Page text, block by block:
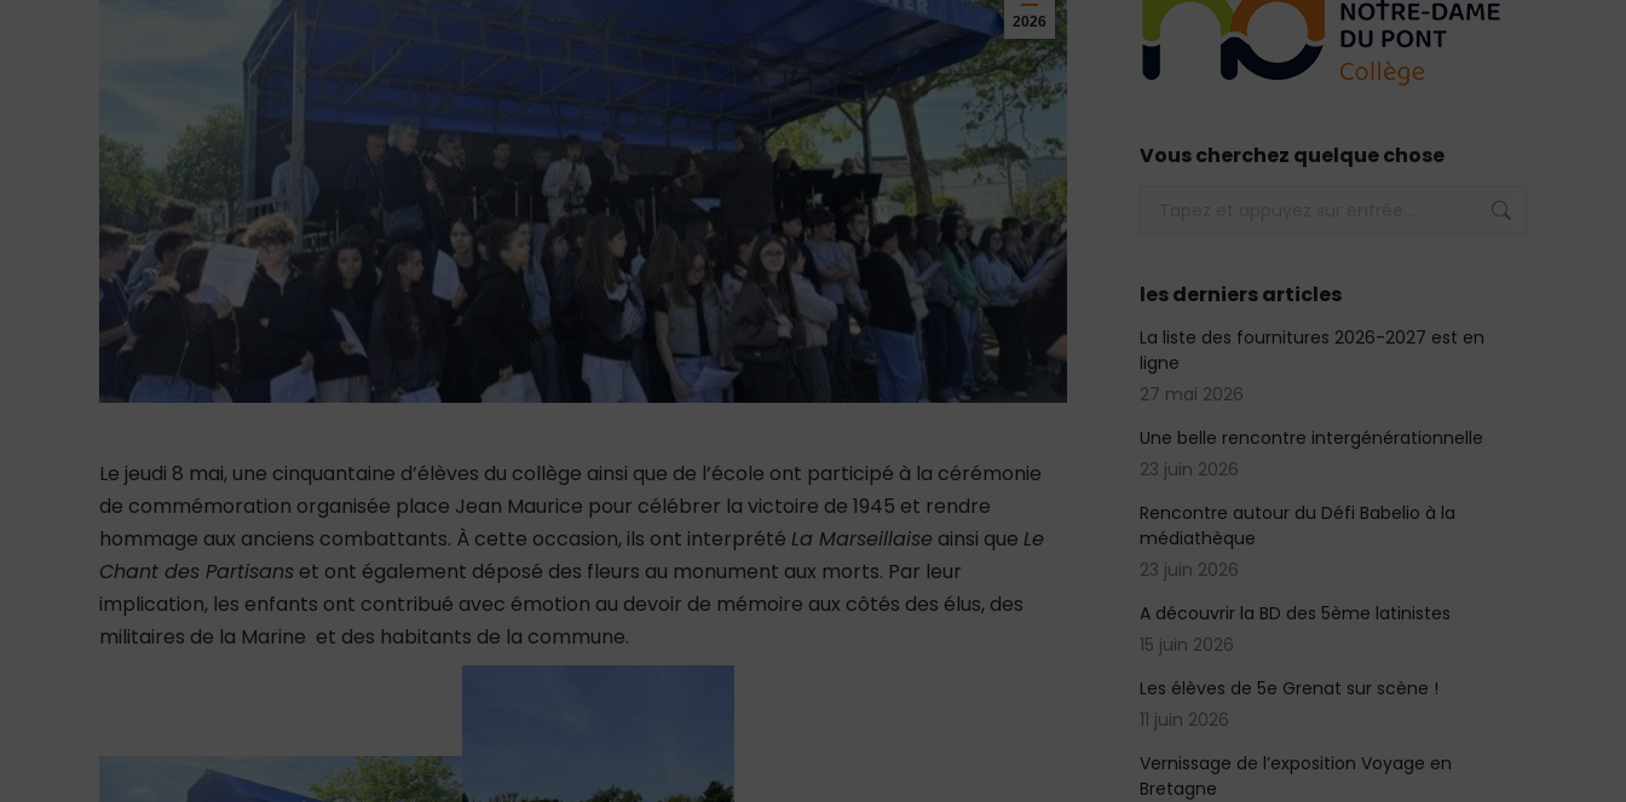
2026
Le jeudi 8 mai, une cinquantaine d’élèves du collège ainsi que de l’école ont participé à la cérémonie
de commémoration organisée place Jean Maurice pour célébrer la victoire de 1945 et rendre
hommage aux anciens combattants. À cette occasion, ils ont interprété La Marseillaise ainsi que Le
Chant des Partisans et ont également déposé des fleurs au monument aux morts. Par leur
implication, les enfants ont contribué avec émotion au devoir de mémoire aux côtés des élus, des
militaires de la Marine et des habitants de la commune.
Vous cherchez quelque chose
les derniers articles
La liste des fournitures 2026-2027 est en
ligne
27 mai 2026
Une belle rencontre intergénérationnelle
23 juin 2026
Rencontre autour du Défi Babelio à la
médiathèque
23 juin 2026
A découvrir la BD des 5ème latinistes
15 juin 2026
Les élèves de 5e Grenat sur scène !
11 juin 2026
Vernissage de l’exposition Voyage en
Bretagne